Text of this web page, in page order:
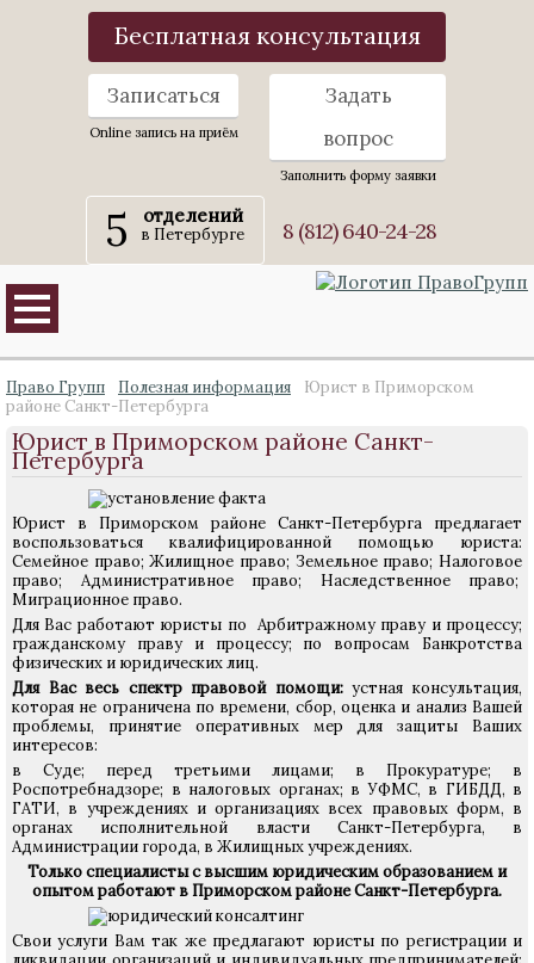
Бесплатная консультация
Записаться
Online запись на приём
Задать
вопрос
Заполнить форму заявки
5 отделений
в Петербурге 8 (812) 640-24-28
Право Групп Полезная информация
Юрист в Приморском
районе Санкт-Петербурга
Юрист в Приморском районе Санкт-
Петербурга
Юрист в Приморском районе Санкт-Петербурга предлагает
воспользоваться квалифицированной помощью юриста:
Семейное право; Жилищное право; Земельное право; Налоговое
право; Административное право; Наследственное право;
Миграционное право.
Для Вас работают юристы по Арбитражному праву и процессу;
гражданскому праву и процессу; по вопросам Банкротства
физических и юридических лиц.
Для Вас весь спектр правовой помощи:устная консультация,
которая не ограничена по времени, сбор, оценка и анализ Вашей
проблемы, принятие оперативных мер для защиты Ваших
интересов:
в Суде; перед третьими лицами; в Прокуратуре; в
Роспотребнадзоре; в налоговых органах; в УФМС, в ГИБДД, в
ГАТИ, в учреждениях и организациях всех правовых форм, в
органах исполнительной власти Санкт-Петербурга, в
Администрации города, в Жилищных учреждениях.
Только специалисты с высшим юридическим образованием и
опытом работают в Приморском районе Санкт-Петербурга.
Свои услуги Вам так же предлагают юристы по регистрации и